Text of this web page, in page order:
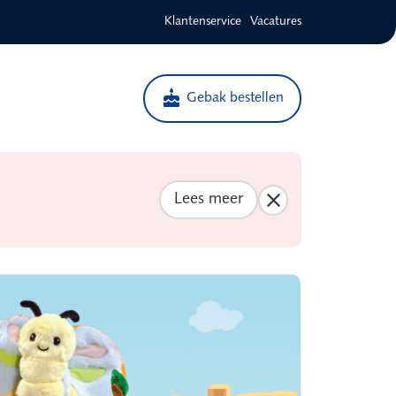
Klantenservice Vacatures
cake Gebak bestellen
Lees meer